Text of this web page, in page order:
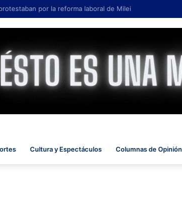
por la reforma laboral de Milei
Cultura y Espectáculos Columnas de Opinión